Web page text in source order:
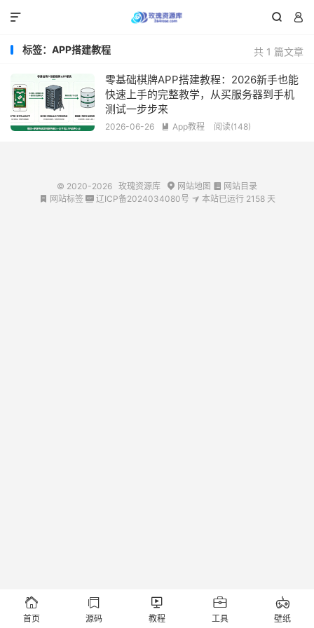
 

共 1 篇文章
标签：APP搭建教程
零基础棋牌APP搭建教程：2026新手也能
快速上手的完整教学，从买服务器到手机
测试一步步来
2026-06-26  App教程 阅读(148)
© 2020-2026 玫瑰资源库  网站地图  网站目录
 网站标签 辽ICP备2024034080号  本站已运行 2158天

首页

源码

教程

工具

壁纸